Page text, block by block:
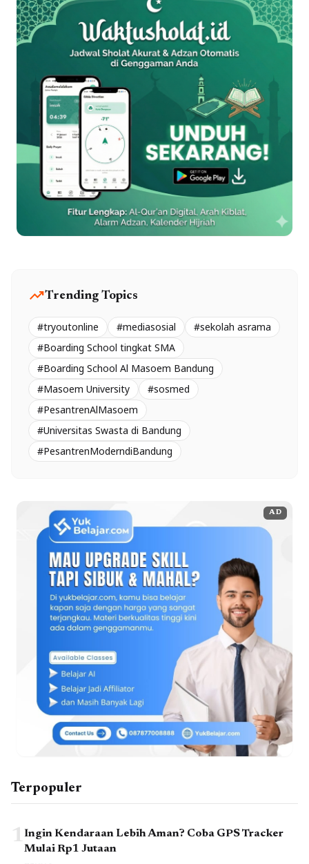
trending_upTrending Topics
#tryoutonline #mediasosial
#sekolah asrama
#Boarding School tingkat SMA
#Boarding School Al Masoem Bandung
#Masoem University
#sosmed
#PesantrenAlMasoem
#Universitas Swasta di Bandung
#PesantrenModerndiBandung
AD
Terpopuler
1Ingin Kendaraan Lebih Aman? Coba GPS Tracker
Mulai Rp1 Jutaan